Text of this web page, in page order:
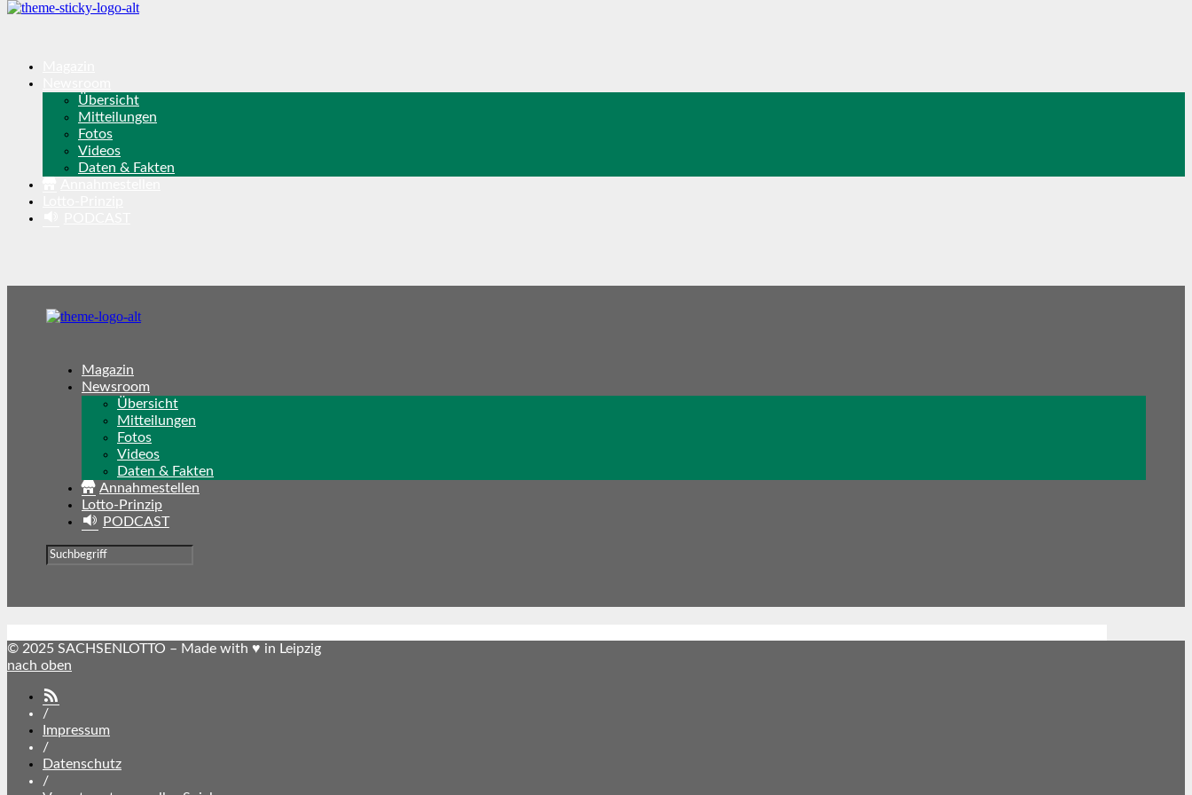
Übersicht
Mitteilungen
Fotos
Videos
Daten & Fakten
Magazin
Newsroom
Übersicht
Mitteilungen
Fotos
Videos
Daten & Fakten
Annahmestellen
Lotto-Prinzip
PODCAST
© 2025 SACHSENLOTTO – Made with ♥ in Leipzig
nach oben
/
Impressum
/
Datenschutz
/